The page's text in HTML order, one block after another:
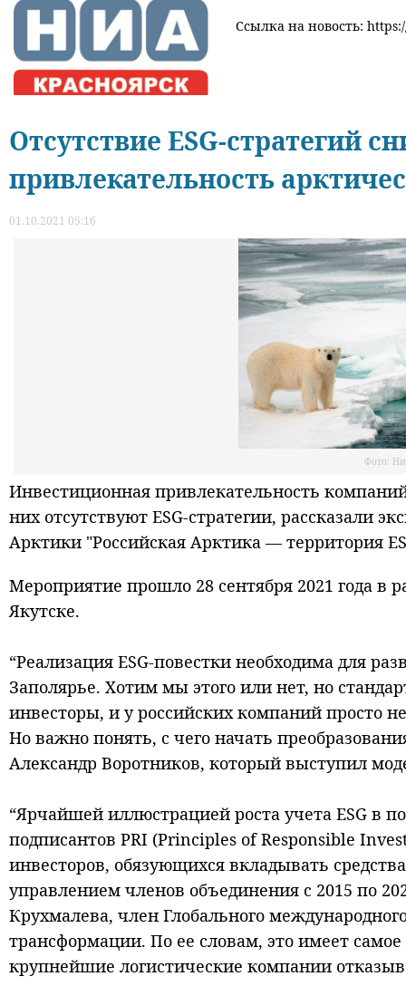
Ссылка на новость:
Отсутствие ESG-стратегий
привлекательность
01.10.2021 05:16
Фото:
Инвестиционная привлекательность
них отсутствуют ESG-стратегии, рассказали
Арктики "Российская Арктика — территория
Мероприятие прошло 28 сентября 2021 года в
Якутске.
“Реализация ESG-повестки необходима для
Заполярье. Хотим мы этого или нет, но
инвесторы, и у российских компаний просто
Но важно понять, с чего начать
Александр Воротников, который выступил
“Ярчайшей иллюстрацией роста учета ESG в
подписантов PRI (Principles of Responsible
инвесторов, обязующихся вкладывать
управлением членов объединения с 2015 по
Крухмалева, член Глобального
трансформации. По ее словам, это имеет
крупнейшие логистические компании